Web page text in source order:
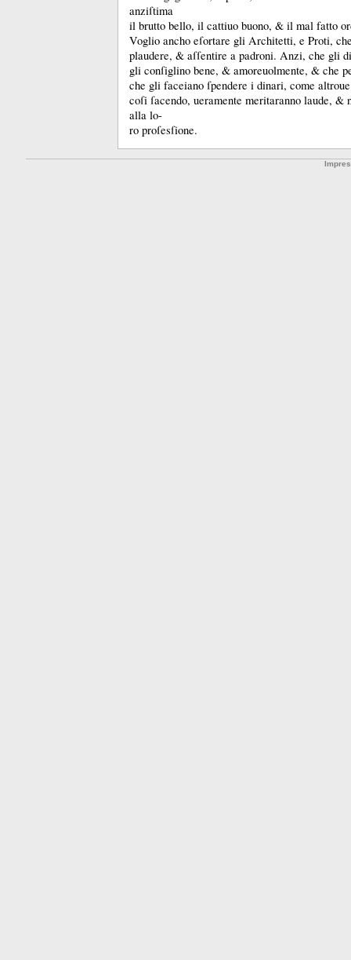
anziſtima
il brutto bello, il cattiuo buono, & il mal fatto
Voglio ancho eſortare gli Architetti, e Proti,
plaudere, & aſſentire a padroni. Anzi, che gli
gli conſiglino bene, & amoreuolmente, & che
che gli faceiano ſpendere i dinari, come
coſi ſacendo, ueramente meritaranno laude, &
alla lo-
ro proſesſione.